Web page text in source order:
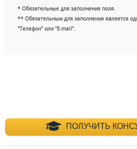
* Обязательные для заполнения поля.
** Обязательным для заполнения является
"Телефон" или "E-mail".
ПОЛУЧИТЬ +7